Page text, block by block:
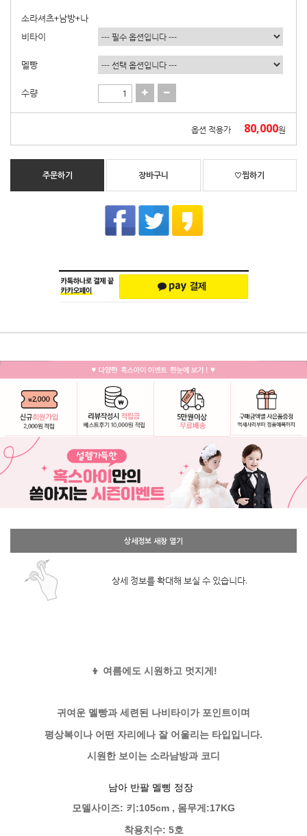
소라셔츠+남방+나
비타이
멜빵
수량
옵션 적용가 80,000원
주문하기 장바구니 ♡찜하기
상세정보 새창 열기
상세 정보를 확대해 보실 수 있습니다.
👦 여름에도 시원하고 멋지게!
귀여운 멜빵과 세련된 나비타이가 포인트이며
평상복이나 어떤 자리에나 잘 어울리는 타입입니다.
시원한 보이는 소라남방과 코디
남아 반팔 멜삥 정장
모델사이즈: 키:105cm , 몸무게:17KG
착용치수: 5호